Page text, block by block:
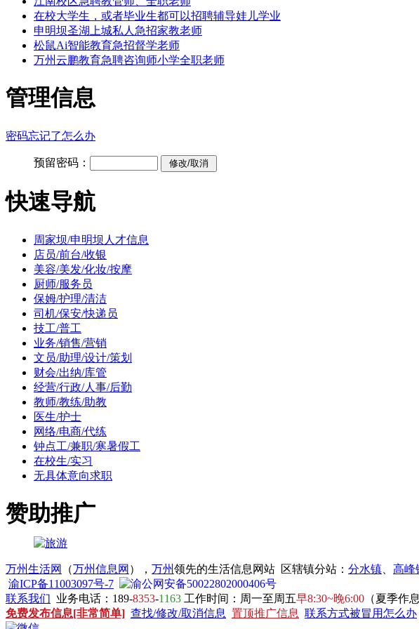
在校大学生，或者毕业生都可以招聘辅导娃儿学业
申明坝圣湖上城私人急招家教老师
松鼠Ai智能教育急招督学老师
万州云鹏教育急聘咨询师小学全职老师
管理信息
密码忘记了怎么办
预留密码：
快速导航
周家坝/申明坝人才信息
店员/前台/收银
美容/美发/化妆/按摩
厨师/服务员
保姆/护理/清洁
司机/保安/快递员
技工/普工
业务/销售/营销
文员/助理/设计/策划
财会/出纳/库管
经营/行政/人事/后勤
教师/教练/助教
医生/护士
网络/电商/代练
钟点工/兼职/寒暑假工
在校生/实习
无具体意向求职
赞助推广
万州生活网 （万州信息网 ）， 万州领先的生活信息网站 区辖镇分站： 分水镇 高峰
渝ICP备11003097号-7
渝公网安备50022802000406号
联系我们 业务电话：189-8353-1163 工作时间：周一至周五早8:30~晚6:00 （夏季作
免费发布信息[非常简单] 查找/修改/取消信息 置顶推广信息 联系方式被冒用怎么办